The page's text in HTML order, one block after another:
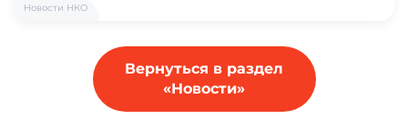
Новости НКО
Вернуться в раздел
«Новости»